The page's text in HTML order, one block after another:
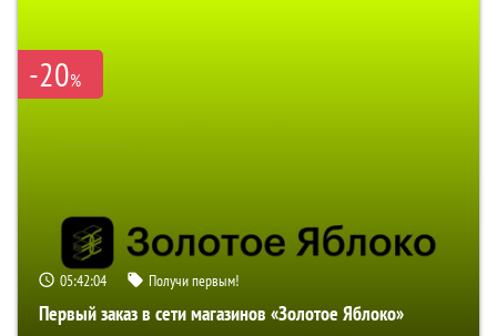
-20%
05:42:03 Получи первым!
Первый заказ в сети магазинов «Золотое Яблоко»